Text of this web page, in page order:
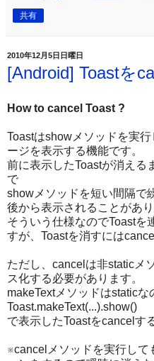
共有
2010年12月5日日曜日
[Android] Toastを
How to cancel Toast ?
Toastはshowメソッドを実
ージを表示する機能です。
前に表示したToastが消える
で
showメソッドを短い間隔で
後から表示されることがあり
そういう仕様なのでToastを
すが、Toastを消すには
ただし、cancelは非staticメ
ス化する必要があります。
makeTextメソッドはstaticな
Toast.makeText(...).show()
で表示したToastをcancelす
※cancelメソッドを実行して